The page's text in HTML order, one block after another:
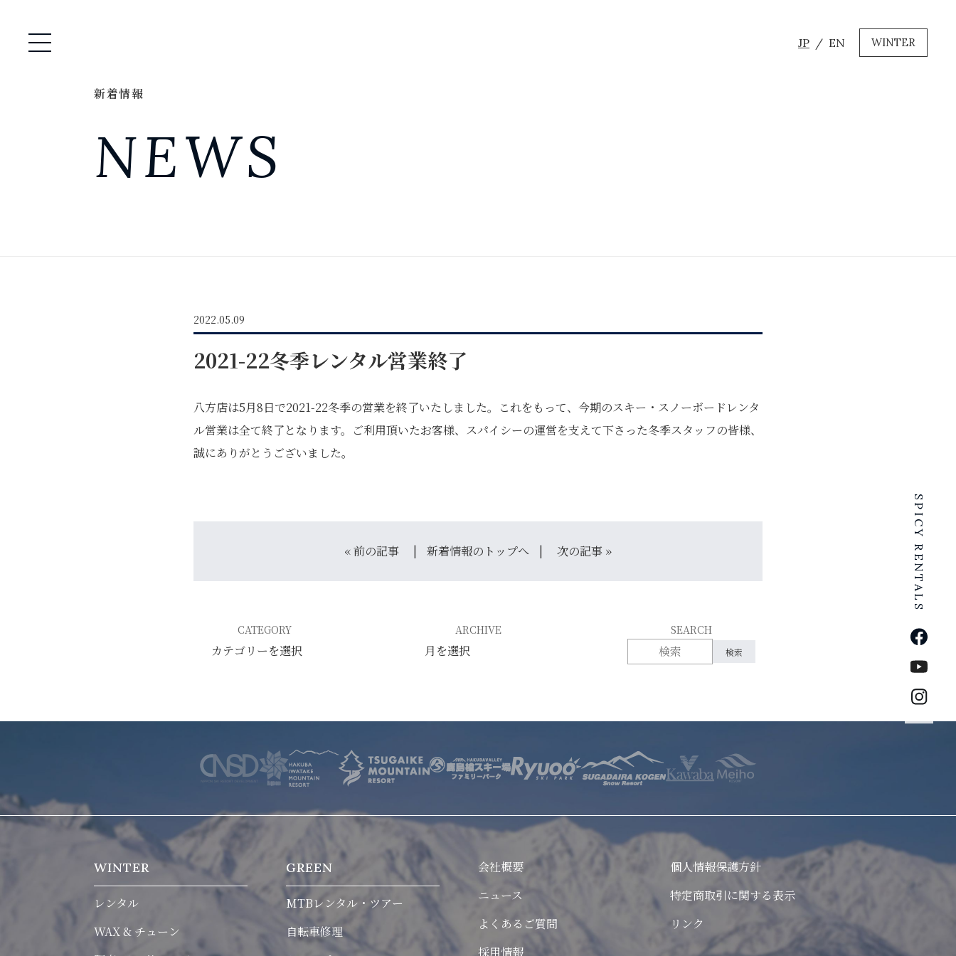
メニュー開閉 JP EN WINTER
販売・その他サービス
SPICY RENTALS
公式
公式
公式イ
新着情報
NEWS
2022.05.09
2021-22冬季レンタル営業終了
八方店は5月8日で2021-22冬季の営業を終了いたしました。これをもって、 今期のスキー・スノーボードレンタ
ル営業は全て終了となります。
ご利用頂いたお客様、スパイシーの運営を支えて下さった冬季スタッフの皆様、
誠にありがとうございました。
«前の記事 新着情報のトップへ 次の記事 »
CATEGORY ARCHIVE SEARCH
WINTER
レンタル
WAX & チューン
GREEN
MTBレンタル・ツアー
自転車修理
会社概要
ニュース
よくあるご質問
採用情報
個人情報保護方針
特定商取引に関する表示
リンク